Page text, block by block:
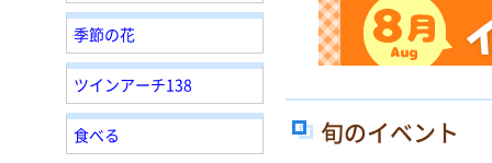
季節の花
ツインアーチ138
食べる 旬のイベント